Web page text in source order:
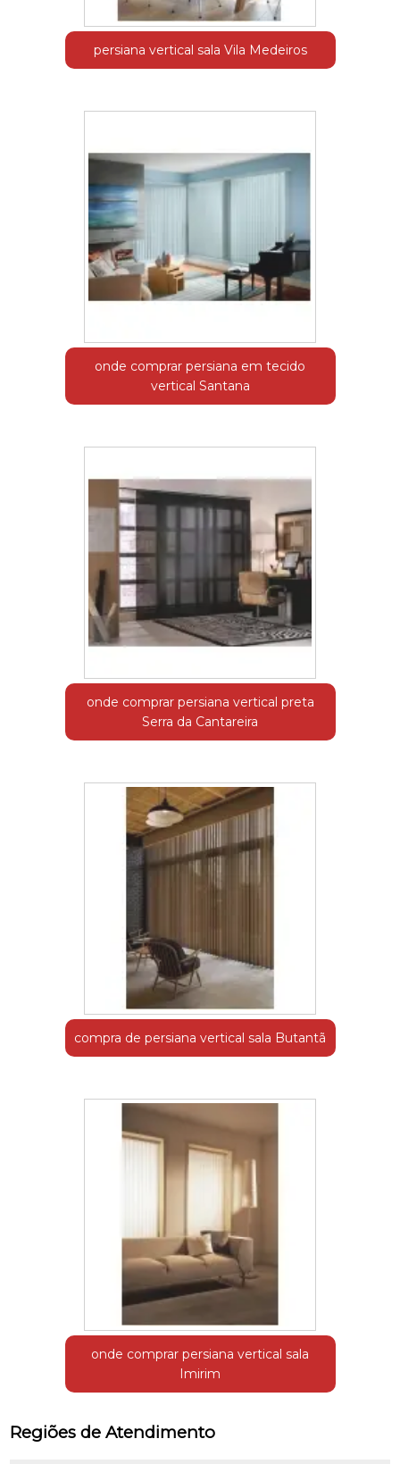
persiana vertical sala Vila Medeiros
onde comprar persiana em tecido
vertical Santana
onde comprar persiana vertical preta
Serra da Cantareira
compra de persiana vertical sala Butantã
onde comprar persiana vertical sala
Imirim
Regiões de Atendimento